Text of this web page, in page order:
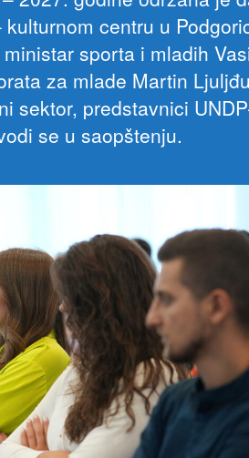
centru u
sporta i mladih
za mlade Martin
sektor, predstavnici
se u saopštenju.